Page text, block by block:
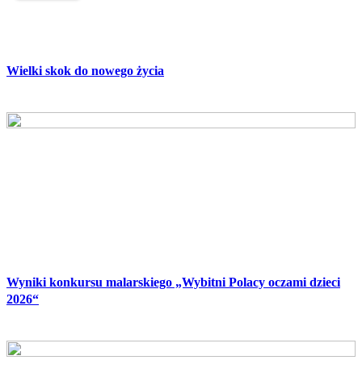
Wielki skok do nowego życia
Wyniki konkursu malarskiego „Wybitni Polacy oczami dzieci
2026“